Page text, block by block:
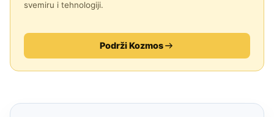
svemiru i tehnologiji.
Podrži Kozmos